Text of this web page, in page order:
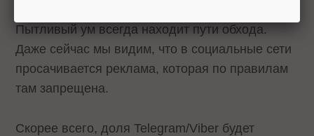
Пытливый ум всегда находит пути обхода.
Даже сейчас мы видим, что в социальные сети
просачивается реклама, которая по правилам
там запрещена.
Скорее всего, доля Telegram/Viber будет